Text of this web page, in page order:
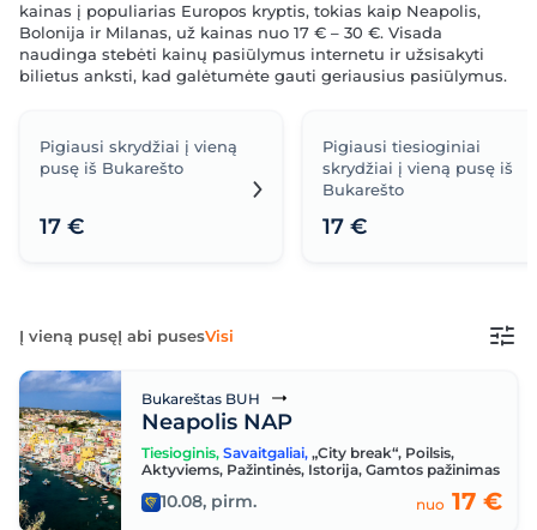
kainas į populiarias Europos kryptis, tokias kaip Neapolis,
Bolonija ir Milanas, už kainas nuo 17 € – 30 €. Visada
naudinga stebėti kainų pasiūlymus internetu ir užsisakyti
bilietus anksti, kad galėtumėte gauti geriausius pasiūlymus.
Pigiausi skrydžiai į vieną
pusę iš Bukarešto
17 €
Pigiausi tiesioginiai
skrydžiai į vieną pusę iš
Bukarešto
17 €
Į vieną pusęĮ abi pusesVisi
Bukareštas BUH
Neapolis NAP
Tiesioginis, Savaitgaliai, „City break“, Poilsis,
Aktyviems, Pažintinės, Istorija, Gamtos pažinimas
10.08, pirm. nuo 17 €